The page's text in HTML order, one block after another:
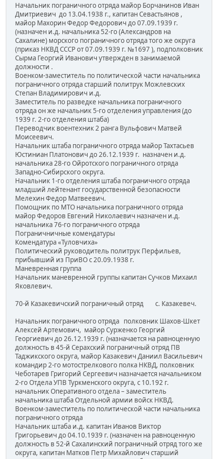
Начальник пограничного отряда майор Борчанинов Иван
Дмитриевич до 13.04.1938 г., капитан Севастьянов ,
майор Махорин Федор Федорович до 07.09.1939 г.
(назначен и.д. начальника 52-го (Александров на
Сахалине) морского пограничного отряда того же округа
(приказ НКВД СССР от 07.09.1939 г. №1697 ), подполковник
Сырма Георгий Иванович утвержден в занимаемой
должности .
Военком-заместитель по политической части начальника
пограничного отряда старший политрук Можлевских
Степан Владимирович и.д.
Заместитель по разведке начальника пограничного
отряда он же начальник 5-го отделения управления (до
1939 г. 2-го отделения штаба)
Переводчик воентехник 2 ранга Вульфович Матвей
Моисеевич.
Начальник штаба пограничного отряда майор Тахтасьев
Юстиниан Платонович до 26.12.1939 г. назначен и.д.
начальника 28-го Ойротского пограничного отряда
Западно-Сибирского округа.
Начальник 1-го отделения штаба пограничного отряда
младший лейтенант государственной безопасности
Мелехин Федор Матвеевич.
Помощник по МТО начальника пограничного отряда
майор Федоров Евгений Николаевич назначен и.д.
начальника 76-го пограничного отряда
Пограничничные комендатуры
Комендатура «Туловчиха»
Политический руководитель политрук Перфильев,
прибывший из ПриВО с 20.09.1938 г.
Маневренная группа
Начальник маневренной группы капитан Сучков Михаил
Яковлевич.
70-й Казакевичский пограничный отряд с. Казакевеч.
Начальник пограничного отряда полковник Шахов-Шкет
Алексей Артемович, майор Сурженко Георгий
Георгиевич до 26.12.1939 г. (назначается на равноценную
должность в 45-й Серахский пограничный отряд ПВ
Таджикского округа, майор Казакевич Даниил Васильевич
командир 2-го мотострелкового полка НКВД, полковник
Чеботарев Григорий Сергеевич назначается начальником
2-го Отдела УПВ Туркменского округа, с 10.192 г.
начальник Оперативного отдела – заместитель
начальника штаба Отдельной армии войск НКВД.
Военком-заместитель по политической части начальника
пограничного отряда
Начальник штаба и.д. капитан Иванов Виктор
Григорьевич до 04.10.1939 г. (назначен на равноценную
должность в 52-й Сахалинский пограничный отряд того же
округа, капитан Матков Петр Михайлович старший